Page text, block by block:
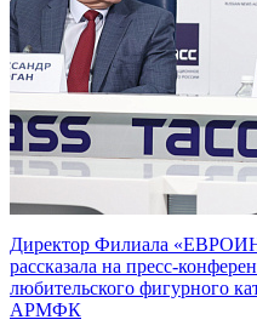
Директор Филиала
рассказала на пресс-
любительского фигурного
АРМФК